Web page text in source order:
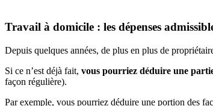
Travail à domicile : les dépenses
Depuis quelques années, de plus en plus de
Si ce n’est déjà fait, vous pourriez déduire une
façon régulière).
Par exemple, vous pourriez déduire une portion des